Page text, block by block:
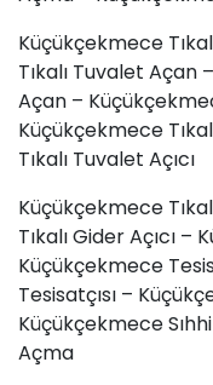
Küçükçekmece
Tıkalı Tuvalet Açan
Açan –
Küçükçekmece
Tıkalı Tuvalet Açıcı
Küçükçekmece
Tıkalı Gider Açıcı
Küçükçekmece
Tesisatçısı –
Küçükçekmece
Açma